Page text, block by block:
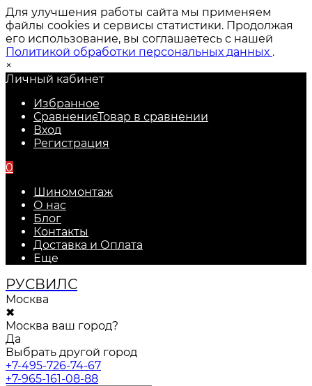
Для улучшения работы сайта мы применяем
файлы cookies и сервисы статистики. Продолжая
его использование, вы соглашаетесь с нашей
Политикой обработки персональных данных .
×
Личный кабинет
Избранное
СравнениеТовар в сравнении
Вход
Регистрация
0
Шиномонтаж
О нас
Блог
Контакты
Доставка и Оплата
Еще
РУСВИЛС
Москва
✖
Москва ваш город?
Да
Выбрать другой город
+7-495-726-74-67
+7-965-161-08-88